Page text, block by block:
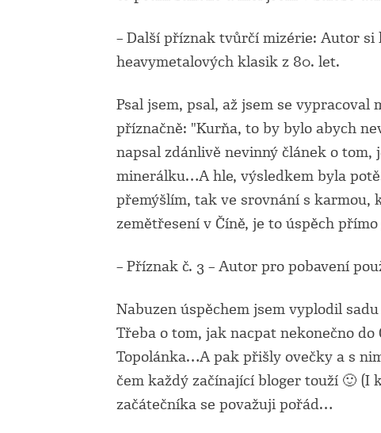
– Další příznak tvůrčí mizérie: Autor
heavymetalových klasik z 80. let.
Psal jsem, psal, až jsem se
příznačně: "Kurňa, to by bylo abych
napsal zdánlivě nevinný článek o
minerálku…A hle, výsledkem byla
přemýšlím, tak ve srovnání s karmou,
zemětřesení v Číně, je to úspěch
– Příznak č. 3 – Autor pro pobavení
Nabuzen úspěchem jsem vyplodil
Třeba o tom, jak nacpat nekonečno
Topolánka…A pak přišly ovečky a s
čem každý začínající bloger touží 🙂 (I
začátečníka se považuji pořád…